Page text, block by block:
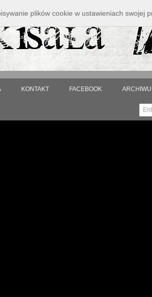
KONTAKT FACEBOOK
plików cookie w ustawieniach swojej